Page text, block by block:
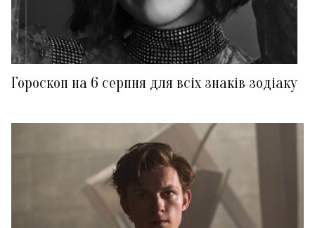
Гороскоп на 6 серпня для всіх знаків зодіаку